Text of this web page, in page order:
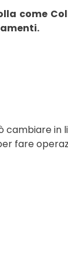
come
cambiare in
fare